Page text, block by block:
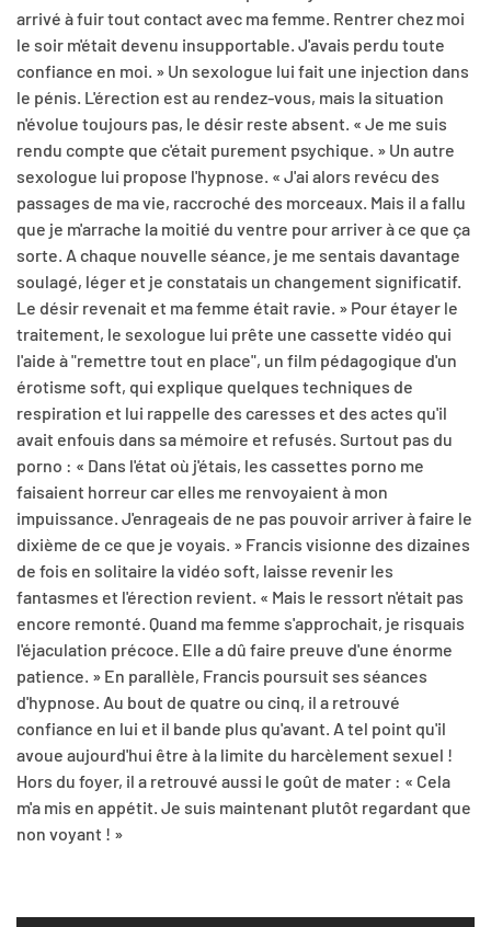
arrivé à fuir tout contact avec ma femme. Rentrer chez moi
le soir m'était devenu insupportable. J'avais perdu toute
confiance en moi. » Un sexologue lui fait une injection dans
le pénis. L'érection est au rendez-vous, mais la situation
n'évolue toujours pas, le désir reste absent. « Je me suis
rendu compte que c'était purement psychique. » Un autre
sexologue lui propose l'hypnose. « J'ai alors revécu des
passages de ma vie, raccroché des morceaux. Mais il a fallu
que je m'arrache la moitié du ventre pour arriver à ce que ça
sorte. A chaque nouvelle séance, je me sentais davantage
soulagé, léger et je constatais un changement significatif.
Le désir revenait et ma femme était ravie. » Pour étayer le
traitement, le sexologue lui prête une cassette vidéo qui
l'aide à "remettre tout en place", un film pédagogique d'un
érotisme soft, qui explique quelques techniques de
respiration et lui rappelle des caresses et des actes qu'il
avait enfouis dans sa mémoire et refusés. Surtout pas du
porno : « Dans l'état où j'étais, les cassettes porno me
faisaient horreur car elles me renvoyaient à mon
impuissance. J'enrageais de ne pas pouvoir arriver à faire le
dixième de ce que je voyais. » Francis visionne des dizaines
de fois en solitaire la vidéo soft, laisse revenir les
fantasmes et l'érection revient. « Mais le ressort n'était pas
encore remonté. Quand ma femme s'approchait, je risquais
l'éjaculation précoce. Elle a dû faire preuve d'une énorme
patience. » En parallèle, Francis poursuit ses séances
d'hypnose. Au bout de quatre ou cinq, il a retrouvé
confiance en lui et il bande plus qu'avant. A tel point qu'il
avoue aujourd'hui être à la limite du harcèlement sexuel !
Hors du foyer, il a retrouvé aussi le goût de mater : « Cela
m'a mis en appétit. Je suis maintenant plutôt regardant que
non voyant ! »